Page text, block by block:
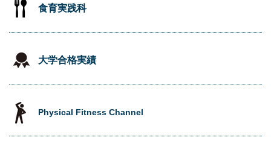
食育実践科
大学合格実績
Physical Fitness Channel